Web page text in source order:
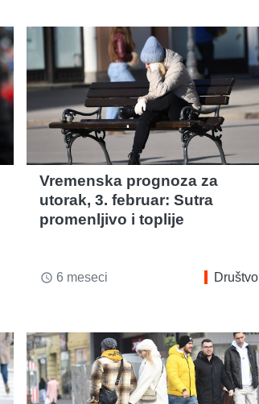
Vremenska prognoza za
utorak, 3. februar: Sutra
promenljivo i toplije
access_time 6 meseci Društvo